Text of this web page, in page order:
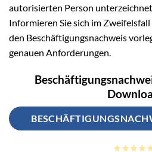
autorisierten Person
Informieren Sie sich im Zweifelsfall
den Beschäftigungsnachweis
genauen Anforderungen.